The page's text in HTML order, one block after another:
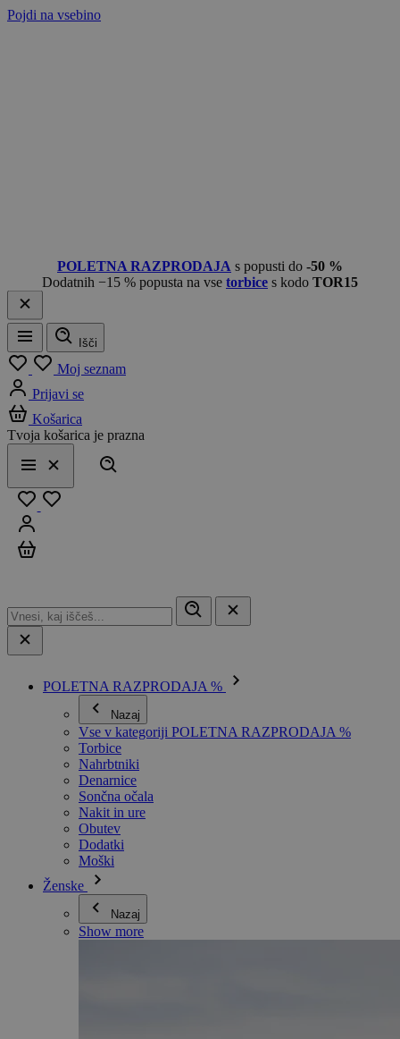
Pojdi na vsebino
POLETNA RAZPRODAJA s popusti do -50 %
Dodatnih −15 % popusta na vse torbice s kodo TOR15
Meni
Išči
Moj seznam
Prijavi se
Košarica
Tvoja košarica je prazna
Meni
Zapri
POLETNA RAZPRODAJA %
Nazaj
Vse v kategoriji POLETNA RAZPRODAJA %
Torbice
Nahrbtniki
Denarnice
Sončna očala
Nakit in ure
Obutev
Dodatki
Moški
Ženske
Nazaj
Show more